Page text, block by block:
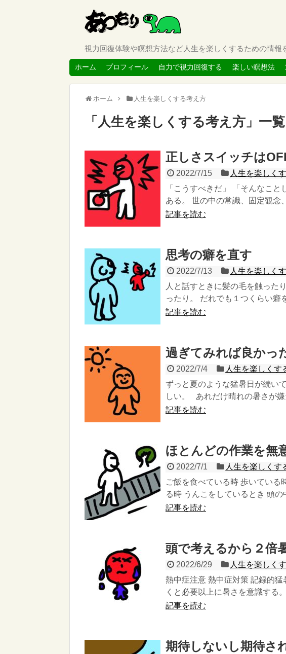
視力回復体験や瞑想方法など人生を楽しくするための情報
ホーム プロフィール 自力で視力回復する 楽しい瞑想法
ホーム 人生を楽しくする考え方
「 人生を楽しくする考え方 」 一覧
正しさスイッチは
2022/7/15
人生を楽しく
「こうすべきだ」 「そんなこ
ある。 世の中の常識、固定観念
記事を読む
思考の癖を直す
2022/7/13
人生を楽しく
人と話すときに髪の毛を触った
ったり。 だれでも１つくらい癖
記事を読む
過ぎてみれば良かっ
2022/7/4
人生を楽しくす
ずっと夏のような猛暑日が続い
しい。 あれだけ晴れの暑さが嫌
記事を読む
ほとんどの作業を無
2022/7/1 人生を楽しくす
ご飯を食べている時 歩いている
る時 うんこをしているとき 頭の
記事を読む
頭で考えるから２倍
2022/6/29
人生を楽しく
熱中症注意 熱中症対策 記録的
くと必要以上に暑さを意識する
記事を読む
期待しないし期待さ